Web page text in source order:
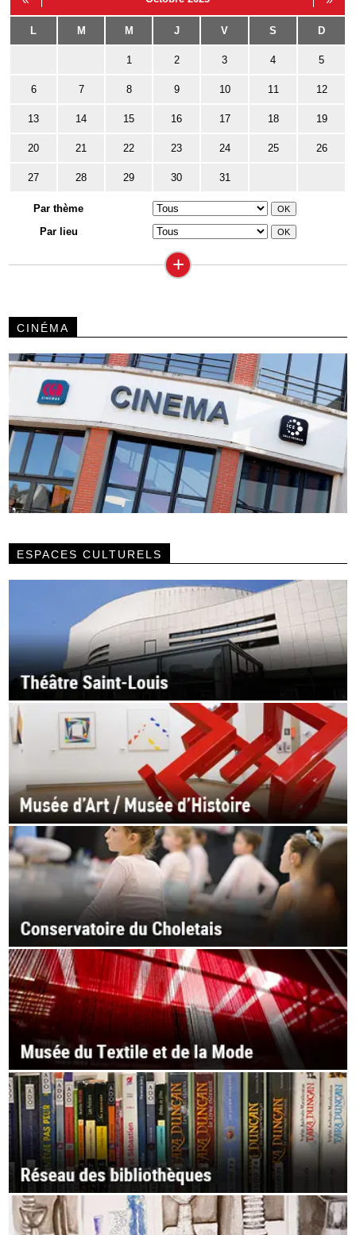
L M M J V S D
1 2 3 4 5
6 7 8 9 10 11 12
13 14 15 16 17 18 19
20 21 22 23 24 25 26
27 28 29 30 31
Par thème
Par lieu
+
CINÉMA
ESPACES CULTURELS